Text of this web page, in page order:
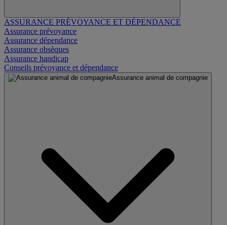
ASSURANCE PRÉVOYANCE ET DÉPENDANCE
Assurance prévoyance
Assurance dépendance
Assurance obsèques
Assurance handicap
Conseils prévoyance et dépendance
Assurance animal de compagnie